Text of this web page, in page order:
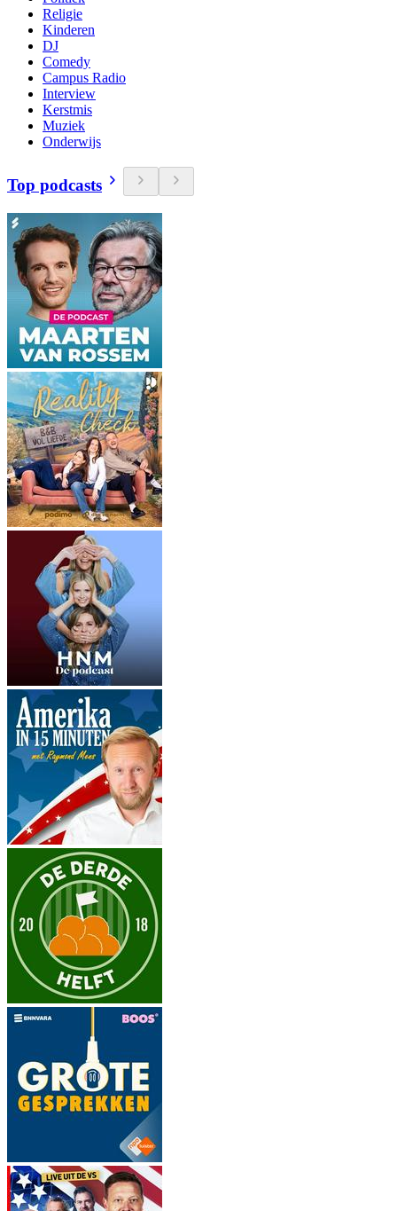
Religie
Kinderen
DJ
Comedy
Campus Radio
Interview
Kerstmis
Muziek
Onderwijs
Top podcasts